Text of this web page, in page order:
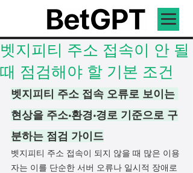
벳지피티 주소 접속이 안 될
때 점검해야 할 기본 조건
벳지피티 주소 접속 오류로 보이는
현상을 주소·환경·경로 기준으로 구
분하는 점검 가이드
벳지피티 주소 접속이 되지 않을 때 많은 이용
자는 이를 단순한 서버 오류나 일시적 장애로